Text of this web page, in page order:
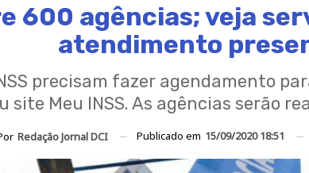
600 agências; veja
atendimento
precisam fazer agendamento
site Meu INSS. As agências serão
Redação Jornal DCI Publicado em 15/09/2020 18:51